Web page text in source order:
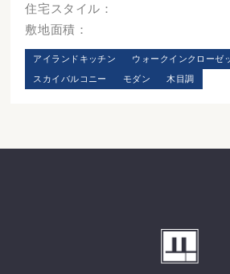
住宅スタイル：
敷地面積：
アイランドキッチン ウォークインクローゼ
スカイバルコニー モダン 木目調